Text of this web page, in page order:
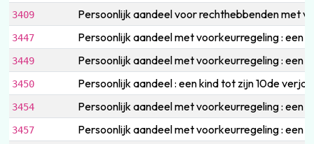
3409 Persoonlijk aandeel voor rechthebbenden met
3447 Persoonlijk aandeel met voorkeurregeling : een
3449 Persoonlijk aandeel met voorkeurregeling : een
3450 Persoonlijk aandeel : een kind tot zijn 10de
3454 Persoonlijk aandeel met voorkeurregeling : een
3457 Persoonlijk aandeel met voorkeurregeling : een